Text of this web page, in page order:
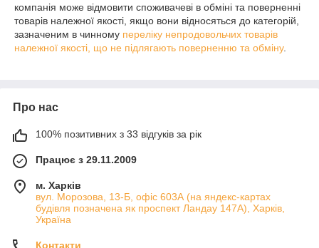
компанія може відмовити споживачеві в обміні та поверненні
товарів належної якості, якщо вони відносяться до категорій,
зазначеним в чинному переліку непродовольчих товарів
належної якості, що не підлягають поверненню та обміну.
Про нас
100% позитивних з 33 відгуків за рік
Працює з 29.11.2009
м. Харків
вул. Морозова, 13-Б, офіс 603А (на яндекс-картах
будівля позначена як проспект Ландау 147А), Харків,
Україна
Контакти